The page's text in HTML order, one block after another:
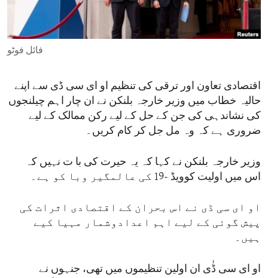
ENVIRONMENT AND HEALTH
IDEALS AND INSTITUTIONS
فائل فوٹو
اقتصادی تعاون اور ترقی کی تنظیم او ای سی ڈی سے اپنے
حالیہ خطاب میں وزیر خارجہ بلنکن نے ان چار اہم چیلنجوں
کی نشاندہی کی جن کے حل کے لیے رکن ممالک کے لیے
ضروری ہے کہ وہ مل جل کر کام کریں۔
وزیر خارجہ بلنکن نے کہا کہ یہ حیرت کی با ت نہیں کہ
اس میں اولیت کوویڈ -19 کی عالمگیر وبا کو ہے۔
او ای سی ڈی نے اس بحران کے اقتصادی اثرات کی
پیش گوئی کے لیے اہم اعدادوشمار مہیا کیے
ہیں۔
او ای سی ڈٰی ان اولین تنظیموں میں تھی، جنہوں نے